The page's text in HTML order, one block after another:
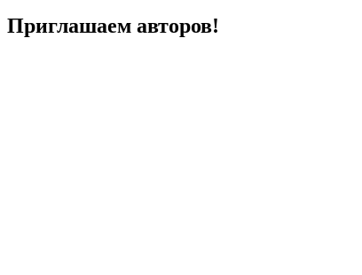
Приглашаем авторов!